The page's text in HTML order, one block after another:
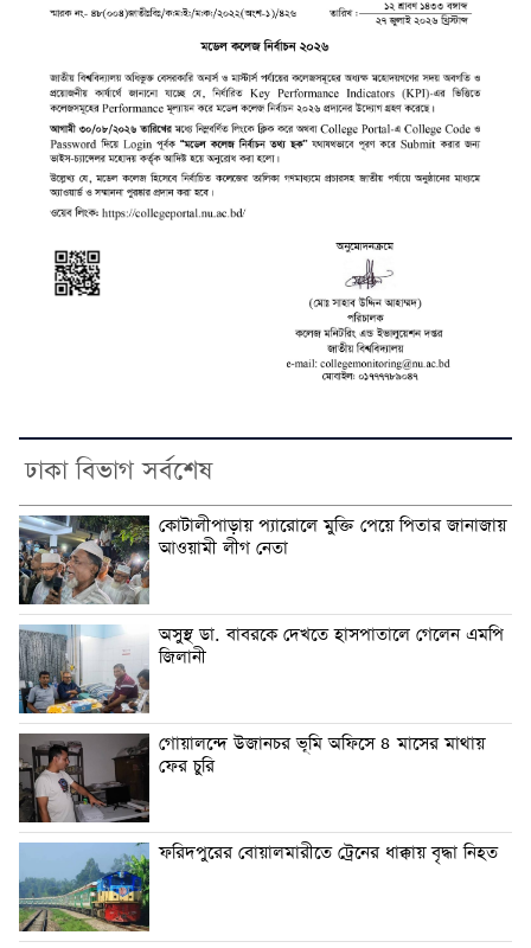
ঢাকা বিভাগ সর্বশেষ
কোটালীপাড়ায় প্যারোলে মুক্তি পেয়ে পিতার জানাজায়
আওয়ামী লীগ নেতা
অসুস্থ ডা. বাবরকে দেখতে হাসপাতালে গেলেন এমপি
জিলানী
গোয়ালন্দে উজানচর ভূমি অফিসে ৪ মাসের মাথায়
ফের চুরি
ফরিদপুরের বোয়ালমারীতে ট্রেনের ধাক্কায় বৃদ্ধা নিহত